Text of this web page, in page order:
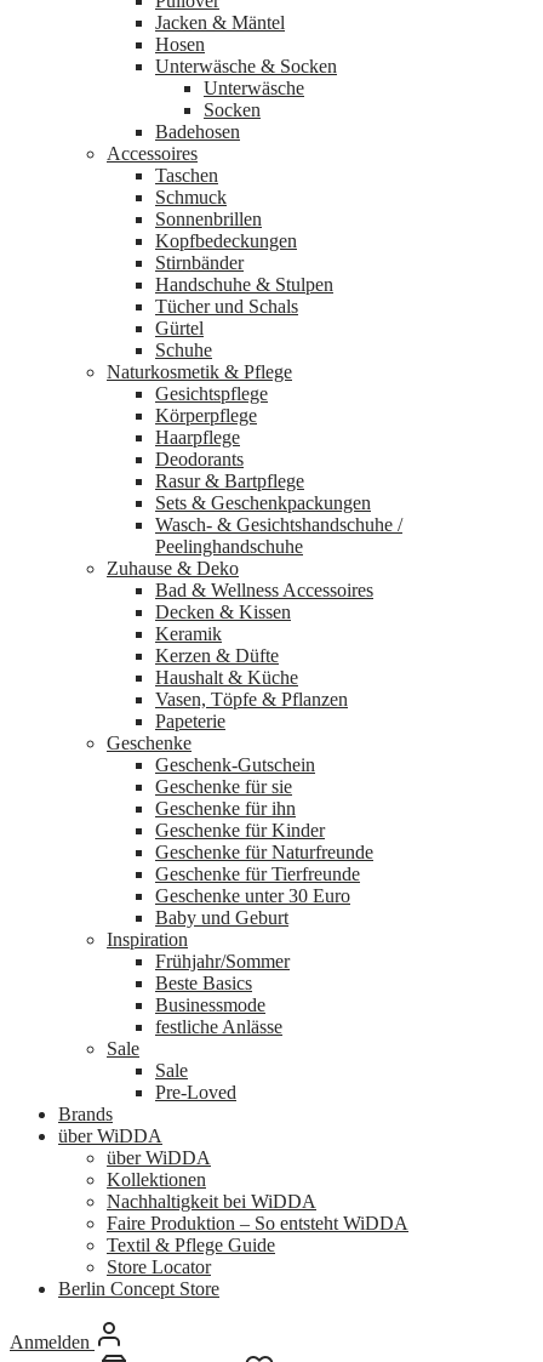
Jacken & Mäntel
Hosen
Unterwäsche & Socken
Unterwäsche
Socken
Badehosen
Accessoires
Taschen
Schmuck
Sonnenbrillen
Kopfbedeckungen
Stirnbänder
Handschuhe & Stulpen
Tücher und Schals
Gürtel
Schuhe
Naturkosmetik & Pflege
Gesichtspflege
Körperpflege
Haarpflege
Deodorants
Rasur & Bartpflege
Sets & Geschenkpackungen
Wasch‑ & Gesichtshandschuhe /
Peelinghandschuhe
Zuhause & Deko
Bad & Wellness Accessoires
Decken & Kissen
Keramik
Kerzen & Düfte
Haushalt & Küche
Vasen, Töpfe & Pflanzen
Papeterie
Geschenke
Geschenk-Gutschein
Geschenke für sie
Geschenke für ihn
Geschenke für Kinder
Geschenke für Naturfreunde
Geschenke für Tierfreunde
Geschenke unter 30 Euro
Baby und Geburt
Inspiration
Frühjahr/Sommer
Beste Basics
Businessmode
festliche Anlässe
Sale
Sale
Pre-Loved
Brands
über WiDDA
über WiDDA
Kollektionen
Nachhaltigkeit bei WiDDA
Faire Produktion – So entsteht WiDDA
Textil & Pflege Guide
Store Locator
Berlin Concept Store
Anmelden